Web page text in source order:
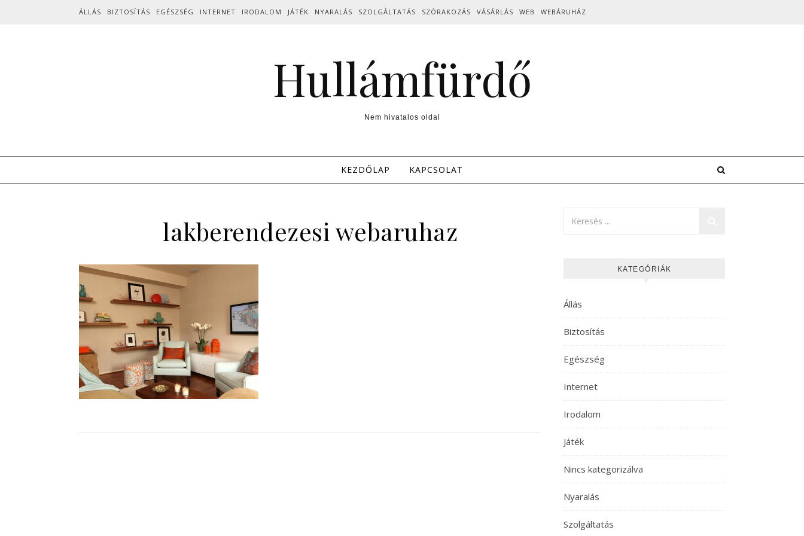
ÁLLÁS BIZTOSÍTÁS EGÉSZSÉG INTERNET IRODALOM JÁTÉK NYARALÁS SZOLGÁLTATÁS SZÓRAKOZÁS VÁSÁRLÁS WEB WEBÁRUHÁZ
Hullámfürdő
Nem hivatalos oldal
KEZDŐLAP KAPCSOLAT
lakberendezesi webaruhaz
KATEGÓRIÁK
Állás
Biztosítás
Egészség
Internet
Irodalom
Játék
Nincs kategorizálva
Nyaralás
Szolgáltatás